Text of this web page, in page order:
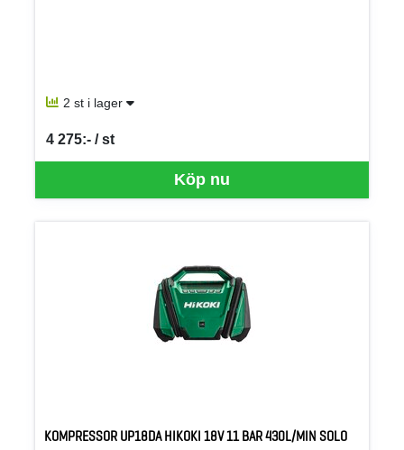
2 st i lager
Köp nu
4 275:- / st
SEK per ST
KOMPRESSOR UP18DA HIKOKI 18V 11 BAR 430L/MIN SOLO